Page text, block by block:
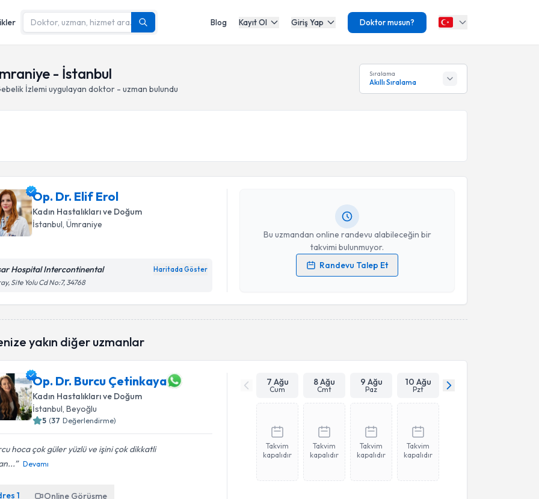
Blog Kayıt Ol Giriş Yap Doktor musun?
- İstanbul
İzlemi uygulayan doktor - uzman bulundu
Sıralama
Akıllı Sıralama
Op. Dr. Elif Erol
Kadın Hastalıkları ve Doğum
İstanbul, Ümraniye
Hospital Intercontinental Haritada Göster
Site Yolu Cd No:7, 34768
Bu uzmandan online randevu alabileceğin bir
takvimi bulunmuyor.
Randevu Talep Et
Kişisel verilerimin işlenmesine ilişkinAydınlatma Metni
işlenmesini kabul ediyorum.
yakın diğer uzmanlar
Op. Dr. Burcu Çetinkaya
Kadın Hastalıkları ve Doğum
İstanbul, Beyoğlu
5 (37 Değerlendirme)
hoca çok güler yüzlü ve işini çok dikkatli
Devamı
1 Online Görüşme
7 Ağu
Cum
8 Ağu
Cmt
9 Ağu
Paz
10 Ağu
Pzt
Takvim
kapalıdır
Takvim
kapalıdır
Takvim
kapalıdır
Takvim
kapalıdır